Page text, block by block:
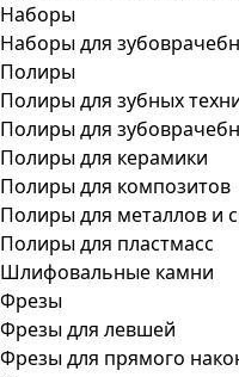
Наборы
Наборы для
Полиры
Полиры для зубных
Полиры для
Полиры для керамики
Полиры для композитов
Полиры для металлов и
Полиры для пластмасс
Шлифовальные камни
Фрезы
Фрезы для левшей
Фрезы для прямого